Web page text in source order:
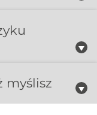
myślisz